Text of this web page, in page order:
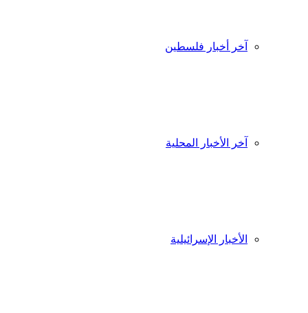
آخر أخبار فلسطين
آخر الأخبار المحلية
الأخبار الإسرائيلية